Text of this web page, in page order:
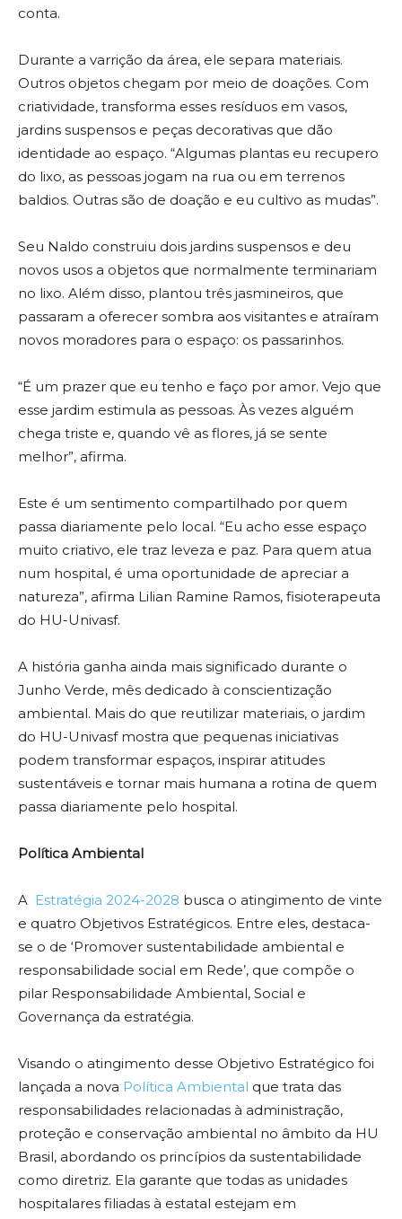
conta.
Durante a varrição da área, ele separa materiais.
Outros objetos chegam por meio de doações. Com
criatividade, transforma esses resíduos em vasos,
jardins suspensos e peças decorativas que dão
identidade ao espaço. “Algumas plantas eu recupero
do lixo, as pessoas jogam na rua ou em terrenos
baldios. Outras são de doação e eu cultivo as mudas”.
Seu Naldo construiu dois jardins suspensos e deu
novos usos a objetos que normalmente terminariam
no lixo. Além disso, plantou três jasmineiros, que
passaram a oferecer sombra aos visitantes e atraíram
novos moradores para o espaço: os passarinhos.
“É um prazer que eu tenho e faço por amor. Vejo que
esse jardim estimula as pessoas. Às vezes alguém
chega triste e, quando vê as flores, já se sente
melhor”, afirma.
Este é um sentimento compartilhado por quem
passa diariamente pelo local. “Eu acho esse espaço
muito criativo, ele traz leveza e paz. Para quem atua
num hospital, é uma oportunidade de apreciar a
natureza”, afirma Lilian Ramine Ramos, fisioterapeuta
do HU-Univasf.
A história ganha ainda mais significado durante o
Junho Verde, mês dedicado à conscientização
ambiental. Mais do que reutilizar materiais, o jardim
do HU-Univasf mostra que pequenas iniciativas
podem transformar espaços, inspirar atitudes
sustentáveis e tornar mais humana a rotina de quem
passa diariamente pelo hospital.
Política Ambiental
A Estratégia 2024-2028 busca o atingimento de vinte
e quatro Objetivos Estratégicos. Entre eles, destaca-
se o de ‘Promover sustentabilidade ambiental e
responsabilidade social em Rede’, que compõe o
pilar Responsabilidade Ambiental, Social e
Governança da estratégia.
Visando o atingimento desse Objetivo Estratégico foi
lançada a nova Política Ambiental que trata das
responsabilidades relacionadas à administração,
proteção e conservação ambiental no âmbito da HU
Brasil, abordando os princípios da sustentabilidade
como diretriz. Ela garante que todas as unidades
hospitalares filiadas à estatal estejam em